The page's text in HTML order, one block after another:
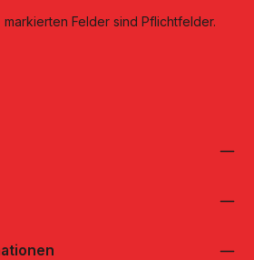
Felder sind Pflichtfelder.